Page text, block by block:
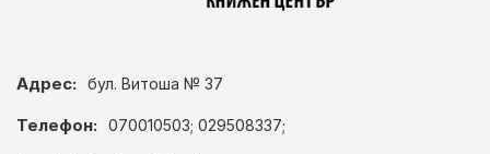
Адрес: бул. Витоша № 37
Телефон: 070010503; 029508337;